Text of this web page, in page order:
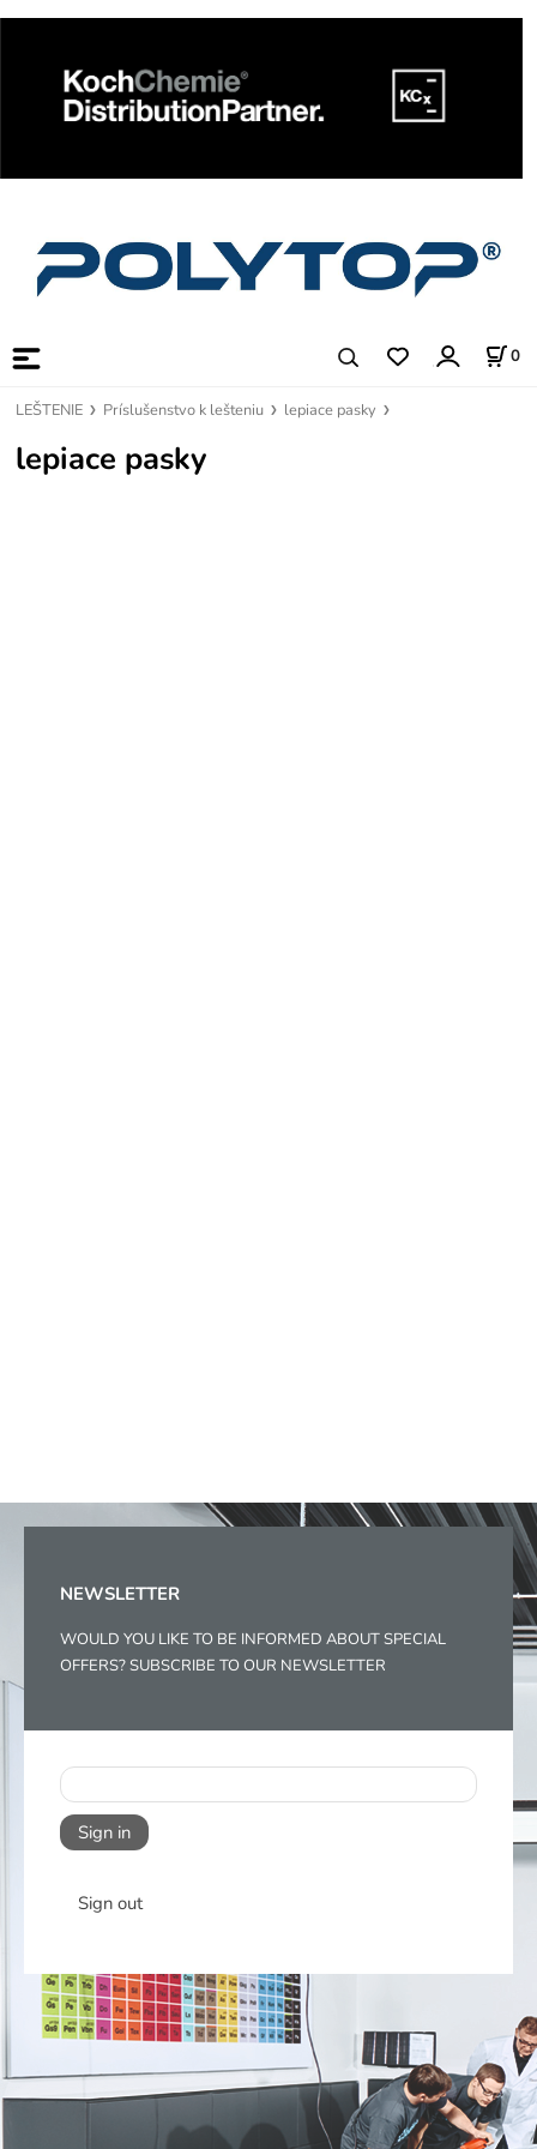
0
LEŠTENIE Príslušenstvo k lešteniu lepiace pasky
lepiace pasky
NEWSLETTER
WOULD YOU LIKE TO BE INFORMED ABOUT SPECIAL
OFFERS? SUBSCRIBE TO OUR NEWSLETTER
Sign in
Sign out